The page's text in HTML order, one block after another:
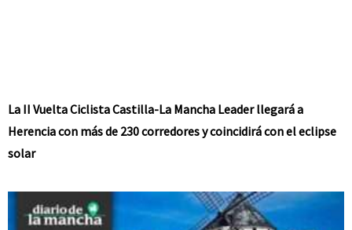
La II Vuelta Ciclista Castilla-La Mancha Leader llegará a
Herencia con más de 230 corredores y coincidirá con el eclipse
solar